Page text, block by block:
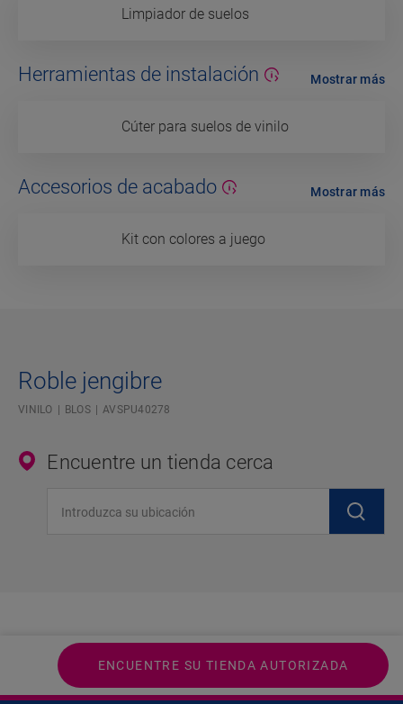
Limpiador de suelos
Herramientas de instalación
Cúter para suelos de vinilo
Mostrar más
Accesorios de acabado
Kit con colores a juego
Mostrar más
Roble jengibre
VINILO BLOS AVSPU40278
Encuentre un tienda cerca
ENCUENTRE SU TIENDA AUTORIZADA